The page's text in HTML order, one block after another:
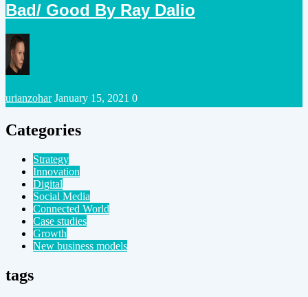
Bad/ Good By Ray Dalio
Posted
urianzohar January 15, 2021 0
Categories
Strategy
Innovation
Digital
Social Media
Connected World
Case studies
Growth
New business models
tags